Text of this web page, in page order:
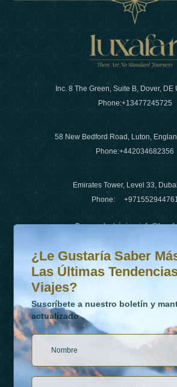
Inc. 8 The Green, Suite B, Dover, DE
Phone:+13477245725
58 New Bedford Road, Luton,
Phone:+442034682356
Emirates Tower, Level 33,
Phone:
Correo electrónico:
Número de WhatsApp
Vínculos
¿Le gustaría saber más sobre las
Suscríbete a nuestro boletín y
¿Le Gustaría Saber
Las Últimas
Viajes?
Suscríbete a nuestro boletín y
actualizado